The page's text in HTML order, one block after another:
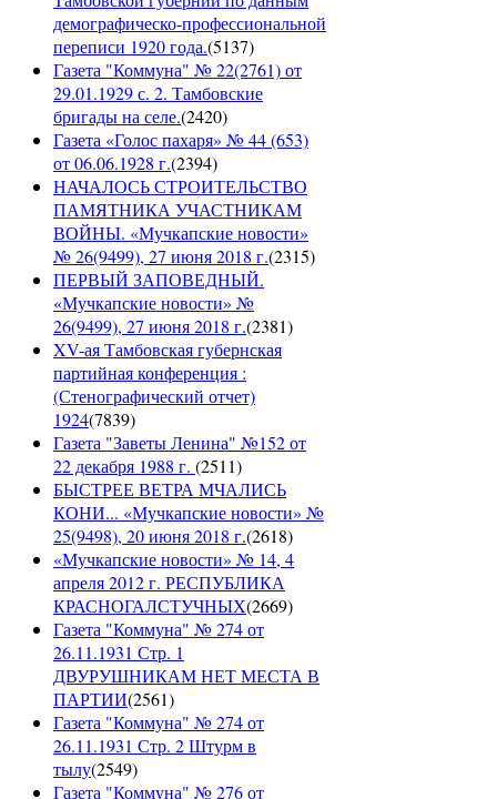
демографическо-профессиональной
переписи 1920 года.(5137)
Газета "Коммуна" № 22(2761) от
29.01.1929 с. 2. Тамбовские
бригады на селе.(2420)
Газета «Голос пахаря» № 44 (653)
от 06.06.1928 г.(2394)
НАЧАЛОСЬ СТРОИТЕЛЬСТВО
ПАМЯТНИКА УЧАСТНИКАМ
ВОЙНЫ. «Мучкапские новости»
№ 26(9499), 27 июня 2018 г.(2315)
ПЕРВЫЙ ЗАПОВЕДНЫЙ.
«Мучкапские новости» №
26(9499), 27 июня 2018 г.(2381)
XV-ая Тамбовская губернская
партийная конференция :
(Стенографический отчет)
1924(7839)
Газета "Заветы Ленина" №152 от
22 декабря 1988 г. (2511)
БЫСТРЕЕ ВЕТРА МЧАЛИСЬ
КОНИ... «Мучкапские новости» №
25(9498), 20 июня 2018 г.(2618)
«Мучкапские новости» № 14, 4
апреля 2012 г. РЕСПУБЛИКА
КРАСНОГАЛСТУЧНЫХ(2669)
Газета "Коммуна" № 274 от
26.11.1931 Стр. 1
ДВУРУШНИКАМ НЕТ МЕСТА В
ПАРТИИ(2561)
Газета "Коммуна" № 274 от
26.11.1931 Стр. 2 Штурм в
тылу(2549)
Газета "Коммуна" № 276 от